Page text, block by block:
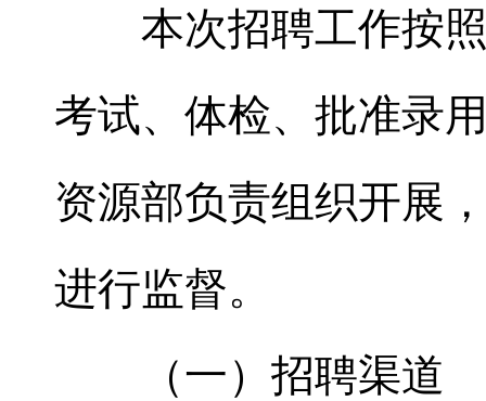
本次招聘工作按照
考试、体检、批准录
资源部负责组织开展
进行监督。
（一）招聘渠道